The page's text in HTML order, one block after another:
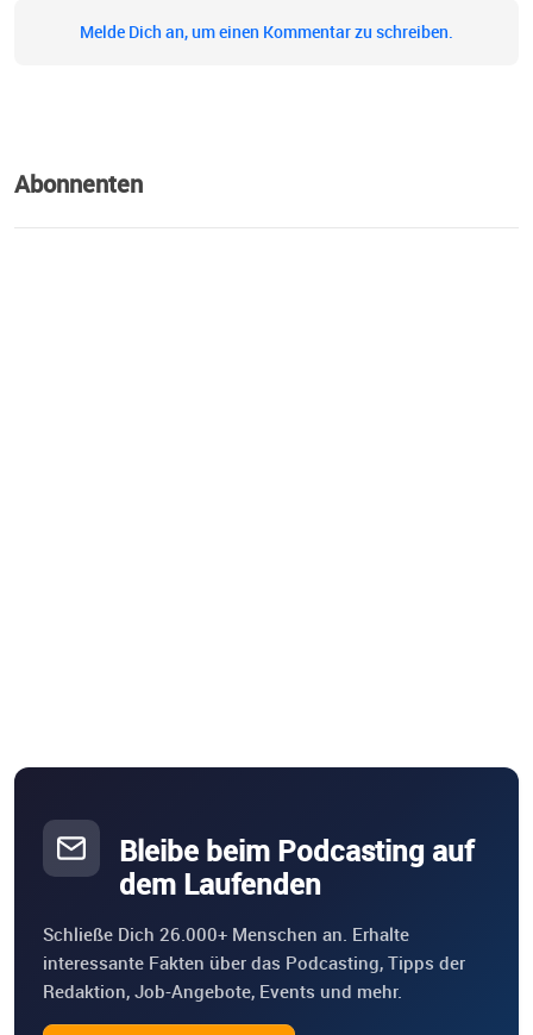
Melde Dich an, um einen Kommentar zu schreiben.
Abonnenten
Bleibe beim Podcasting auf
dem Laufenden
Schließe Dich 26.000+ Menschen an. Erhalte
interessante Fakten über das Podcasting, Tipps der
Redaktion, Job-Angebote, Events und mehr.